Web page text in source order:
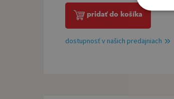
pridať do košíka
dostupnosť v našich predajniach